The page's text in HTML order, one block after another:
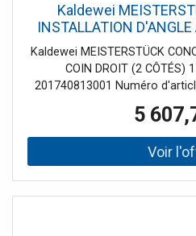
Kaldewei
INSTALLATION
1713-4081 Baignoire
cm, brillant,
Kaldewei MEISTERSTÜCK
COIN DROIT (2 CÔTÉS)
201740813001 Numéro
avec bonde spéciale et trop-
usine - avec fonction de
et trop-plein conception
et puriste spécialement
5